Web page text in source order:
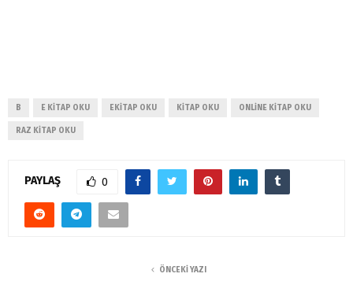
B E KITAP OKU EKITAP OKU KITAP OKU ONLINE KITAP OKU
RAZ KITAP OKU
PAYLAŞ 0
ÖNCEKI YAZI